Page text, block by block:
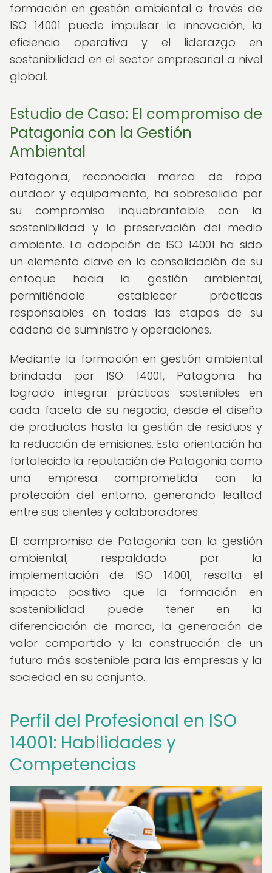
formación en gestión ambiental a través de
ISO 14001 puede impulsar la innovación, la
eficiencia operativa y el liderazgo en
sostenibilidad en el sector empresarial a nivel
global.
Estudio de Caso: El compromiso de
Patagonia con la Gestión
Ambiental
Patagonia, reconocida marca de ropa
outdoor y equipamiento, ha sobresalido por
su compromiso inquebrantable con la
sostenibilidad y la preservación del medio
ambiente. La adopción de ISO 14001 ha sido
un elemento clave en la consolidación de su
enfoque hacia la gestión ambiental,
permitiéndole establecer prácticas
responsables en todas las etapas de su
cadena de suministro y operaciones.
Mediante la formación en gestión ambiental
brindada por ISO 14001, Patagonia ha
logrado integrar prácticas sostenibles en
cada faceta de su negocio, desde el diseño
de productos hasta la gestión de residuos y
la reducción de emisiones. Esta orientación ha
fortalecido la reputación de Patagonia como
una empresa comprometida con la
protección del entorno, generando lealtad
entre sus clientes y colaboradores.
El compromiso de Patagonia con la gestión
ambiental, respaldado por la
implementación de ISO 14001, resalta el
impacto positivo que la formación en
sostenibilidad puede tener en la
diferenciación de marca, la generación de
valor compartido y la construcción de un
futuro más sostenible para las empresas y la
sociedad en su conjunto.
Perfil del Profesional en ISO
14001: Habilidades y
Competencias